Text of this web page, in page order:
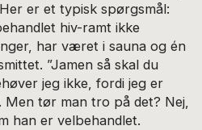
er et typisk spørgsmål:
hiv-ramt ikke
har været i sauna og én
”Jamen så skal du
jeg ikke, fordi jeg er
Men tør man tro på det? Nej,
han er velbehandlet.